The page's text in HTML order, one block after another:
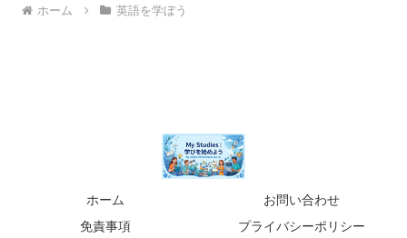
ホーム 英語を学ぼう
ホーム
お問い合わせ
免責事項
プライバシーポリシー